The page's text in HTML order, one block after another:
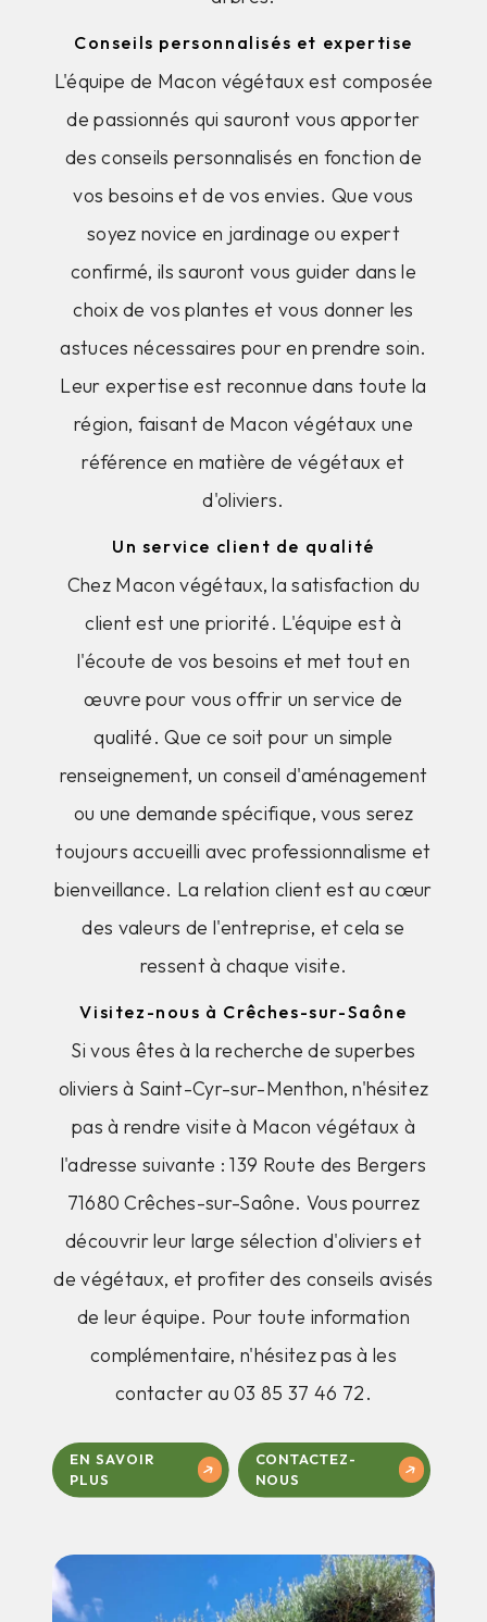
Conseils personnalisés et expertise
L'équipe de Macon végétaux est composée
de passionnés qui sauront vous apporter
des conseils personnalisés en fonction de
vos besoins et de vos envies. Que vous
soyez novice en jardinage ou expert
confirmé, ils sauront vous guider dans le
choix de vos plantes et vous donner les
astuces nécessaires pour en prendre soin.
Leur expertise est reconnue dans toute la
région, faisant de Macon végétaux une
référence en matière de végétaux et
d'oliviers.
Un service client de qualité
Chez Macon végétaux, la satisfaction du
client est une priorité. L'équipe est à
l'écoute de vos besoins et met tout en
œuvre pour vous offrir un service de
qualité. Que ce soit pour un simple
renseignement, un conseil d'aménagement
ou une demande spécifique, vous serez
toujours accueilli avec professionnalisme et
bienveillance. La relation client est au cœur
des valeurs de l'entreprise, et cela se
ressent à chaque visite.
Visitez-nous à Crêches-sur-Saône
Si vous êtes à la recherche de superbes
oliviers à Saint-Cyr-sur-Menthon, n'hésitez
pas à rendre visite à Macon végétaux à
l'adresse suivante : 139 Route des Bergers
71680 Crêches-sur-Saône. Vous pourrez
découvrir leur large sélection d'oliviers et
de végétaux, et profiter des conseils avisés
de leur équipe. Pour toute information
complémentaire, n'hésitez pas à les
contacter au 03 85 37 46 72.
EN SAVOIR
PLUS
CONTACTEZ-
NOUS